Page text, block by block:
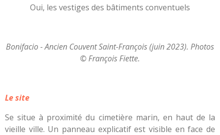
Oui, les vestiges des bâtiments conventuels
Bonifacio - Ancien Couvent Saint-François (juin 2023). Photos
© François Fiette.
Le site
Se situe à proximité du cimetière marin, en haut de la
vieille ville. Un panneau explicatif est visible en face de